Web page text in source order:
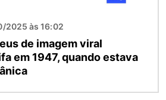
2025 às 16:02
de imagem viral
em 1947, quando estava